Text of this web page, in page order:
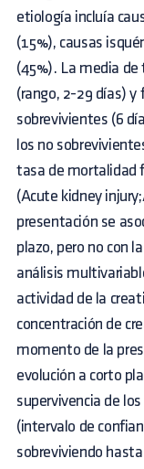
etiología incluía
(15%), causas
(45%). La media
(rango, 2-29 días)
sobrevivientes (6
los no
tasa de mortalidad
(Acute kidney
presentación se
plazo, pero no con
análisis
actividad de la
concentración de
momento de la
evolución a corto
supervivencia de
(intervalo de
sobreviviendo